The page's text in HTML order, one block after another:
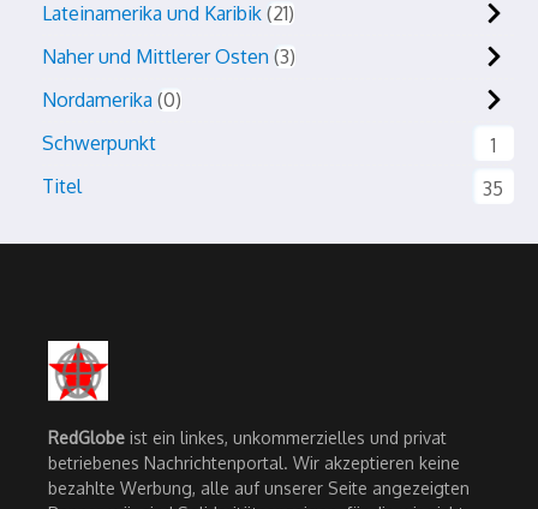
Lateinamerika und Karibik 21
Naher und Mittlerer Osten 3
Nordamerika 0
Schwerpunkt
1
Titel
35
RedGlobe ist ein linkes, unkommerzielles und privat
betriebenes Nachrichtenportal. Wir akzeptieren keine
bezahlte Werbung, alle auf unserer Seite angezeigten